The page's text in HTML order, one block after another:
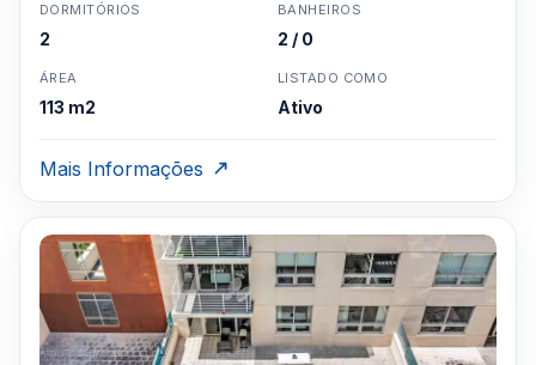
DORMITÓRIOS
2
BANHEIROS
2 / 0
ÁREA
113 m2
LISTADO COMO
Ativo
Mais Informações